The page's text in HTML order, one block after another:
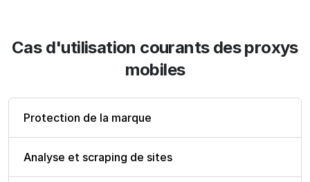
Cas d'utilisation courants des proxys
mobiles
Protection de la marque
Analyse et scraping de sites